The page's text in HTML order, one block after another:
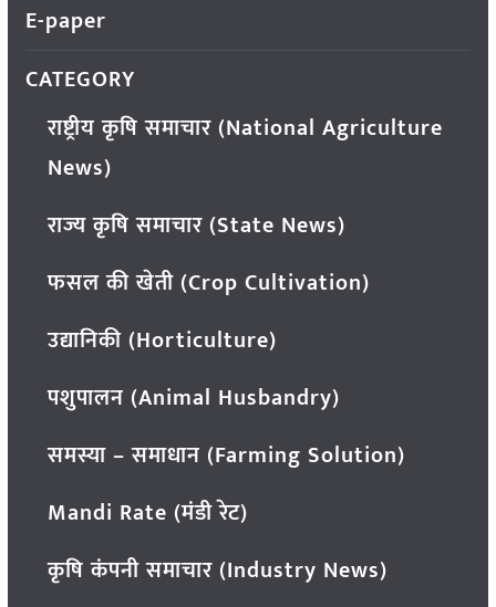
E-paper
CATEGORY
राष्ट्रीय कृषि समाचार (National Agriculture
News)
राज्य कृषि समाचार (State News)
फसल की खेती (Crop Cultivation)
उद्यानिकी (Horticulture)
पशुपालन (Animal Husbandry)
समस्या – समाधान (Farming Solution)
Mandi Rate (मंडी रेट)
कृषि कंपनी समाचार (Industry News)